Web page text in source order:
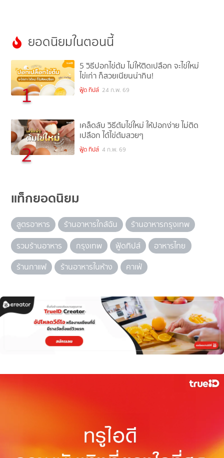
ยอดนิยมในตอนนี้
1
5 วิธีปอกไข่ต้ม ไม่ให้ติดเปลือก จะไข่ใหม่
ไข่เก่า ก็สวยเนียนน่ากิน!
ฟู้ด ทิปส์ 24 ก.พ. 69
2
เคล็ดลับ วิธีต้มไข่ใหม่ ให้ปอกง่าย ไม่ติด
เปลือก ได้ไข่ต้มสวยๆ
ฟู้ด ทิปส์ 4 ก.พ. 69
แท็กยอดนิยม
สูตรอาหาร ร้านอาหารใกล้ฉัน
ร้านอาหารกรุงเทพ
รวมร้านอาหาร
กรุงเทพ ฟู้ดทิปส์
อาหารไทย
ร้านกาแฟ
ร้านอาหารในห้าง คาเฟ่